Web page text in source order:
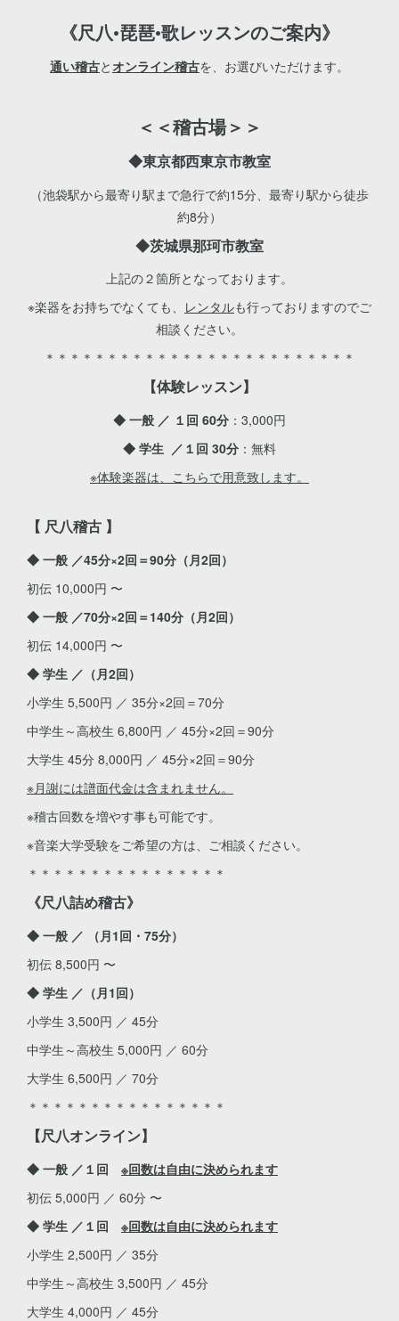
《尺八•琵琶•歌レッスンのご案内》
通い稽古と オンライン稽古を、お選びいただけます。
＜＜稽古場＞＞
◆東京都西東京市教室
（池袋駅から最寄り駅まで急行で約15分、最寄り駅から徒歩
約8分）
◆茨城県那珂市教室
上記の２箇所となっております。
※楽器をお持ちでなくても、 レンタルも行っておりますのでご
相談ください。
＊＊＊＊＊＊＊＊＊＊＊＊＊＊＊＊＊＊＊＊＊＊＊＊＊
【体験レッスン】
◆ 一般 ／ １回 60分 ：3,000円
◆ 学生 ／１回 30分 ：無料
※体験楽器は、こちらで用意致します。
【 尺八稽古 】
◆ 一般 ／45分×2回＝90分（月2回）
初伝 10,000円 〜
◆ 一般 ／70分×2回＝140分（月2回）
初伝 14,000円 〜
◆ 学生 ／（月2回）
小学生 5,500円 ／ 35分×2回＝70分
中学生～高校生 6,800円 ／ 45分×2回＝90分
大学生 45分 8,000円 ／ 45分×2回＝90分
※月謝には譜面代金は含まれません。
※稽古回数を増やす事も可能です。
※音楽大学受験をご希望の方は、ご相談ください。
＊＊＊＊＊＊＊＊＊＊＊＊＊＊＊＊
《尺八詰め稽古》
◆ 一般 ／ （月1回・75分）
初伝 8,500円 〜
◆ 学生 ／（月1回）
小学生 3,500円 ／ 45分
中学生～高校生 5,000円 ／ 60分
大学生 6,500円 ／ 70分
＊＊＊＊＊＊＊＊＊＊＊＊＊＊＊＊
【尺八オンライン】
◆ 一般 ／１回 ※回数は自由に決められます
初伝 5,000円 ／ 60分 〜
◆ 学生 ／１回 ※回数は自由に決められます
小学生 2,500円 ／ 35分
中学生～高校生 3,500円 ／ 45分
大学生 4,000円 ／ 45分